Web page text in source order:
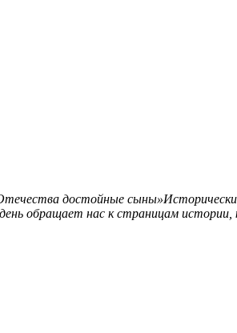
достойные
обращает нас к страницам истории,